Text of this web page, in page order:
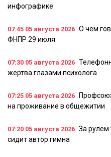
инфографике
07:45 05 августа 2026 О чем
ФНПР 29 июля
07:30 05 августа 2026
жертва глазами психолога
07:25 05 августа 2026
на проживание в общежитии
07:20 05 августа 2026 За рулем
сидит автор гимна